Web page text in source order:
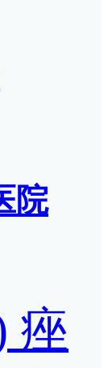
院
痤